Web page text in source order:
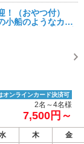
！（おやつ付）
小船のようなカヤ
で初心者の方も安
オンラインカード決済可
2名～4名様
7,500円～
木
金